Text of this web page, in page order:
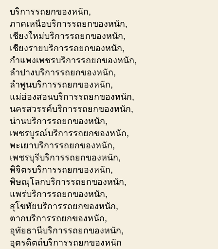
บริการรถยกของหนัก,
ภาคเหนือบริการรถยกของหนัก,
เชียงใหม่บริการรถยกของหนัก,
เชียงรายบริการรถยกของหนัก,
กำแพงเพชรบริการรถยกของหนัก,
ลำปางบริการรถยกของหนัก,
ลำพูนบริการรถยกของหนัก,
แม่ฮ่องสอนบริการรถยกของหนัก,
นครสวรรค์บริการรถยกของหนัก,
น่านบริการรถยกของหนัก,
เพชรบูรณ์บริการรถยกของหนัก,
พะเยาบริการรถยกของหนัก,
เพชรบุรีบริการรถยกของหนัก,
พิจิตรบริการรถยกของหนัก,
พิษณุโลกบริการรถยกของหนัก,
แพร่บริการรถยกของหนัก,
สุโขทัยบริการรถยกของหนัก,
ตากบริการรถยกของหนัก,
อุทัยธานีบริการรถยกของหนัก,
อุตรดิตถ์บริการรถยกของหนัก